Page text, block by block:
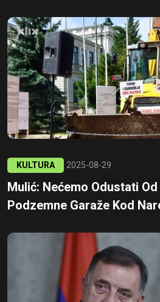
KULTURA 2025-08-29
Mulić: Nećemo Odustati
Podzemne Garaže Kod